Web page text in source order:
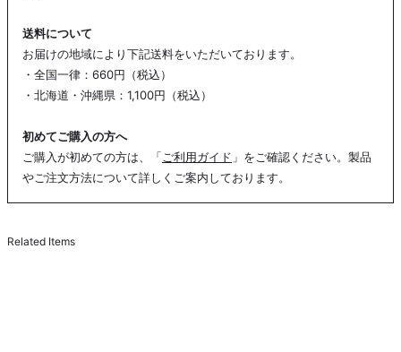
送料について
お届けの地域により下記送料をいただいております。
・全国一律：660円（税込）
・北海道・沖縄県：1,100円（税込）
初めてご購入の方へ
ご購入が初めての方は、「 ご利用ガイド 」をご確認ください。製品
やご注文方法について詳しくご案内しております。
Related Items